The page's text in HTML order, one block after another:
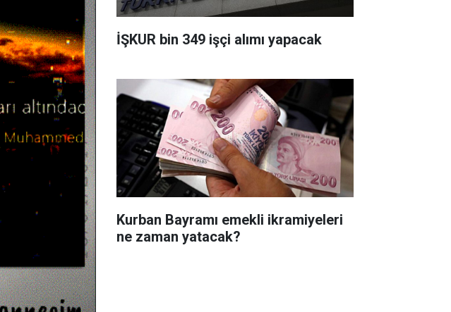
İŞKUR bin 349 işçi alımı yapacak
Kurban Bayramı emekli ikramiyeleri
ne zaman yatacak?